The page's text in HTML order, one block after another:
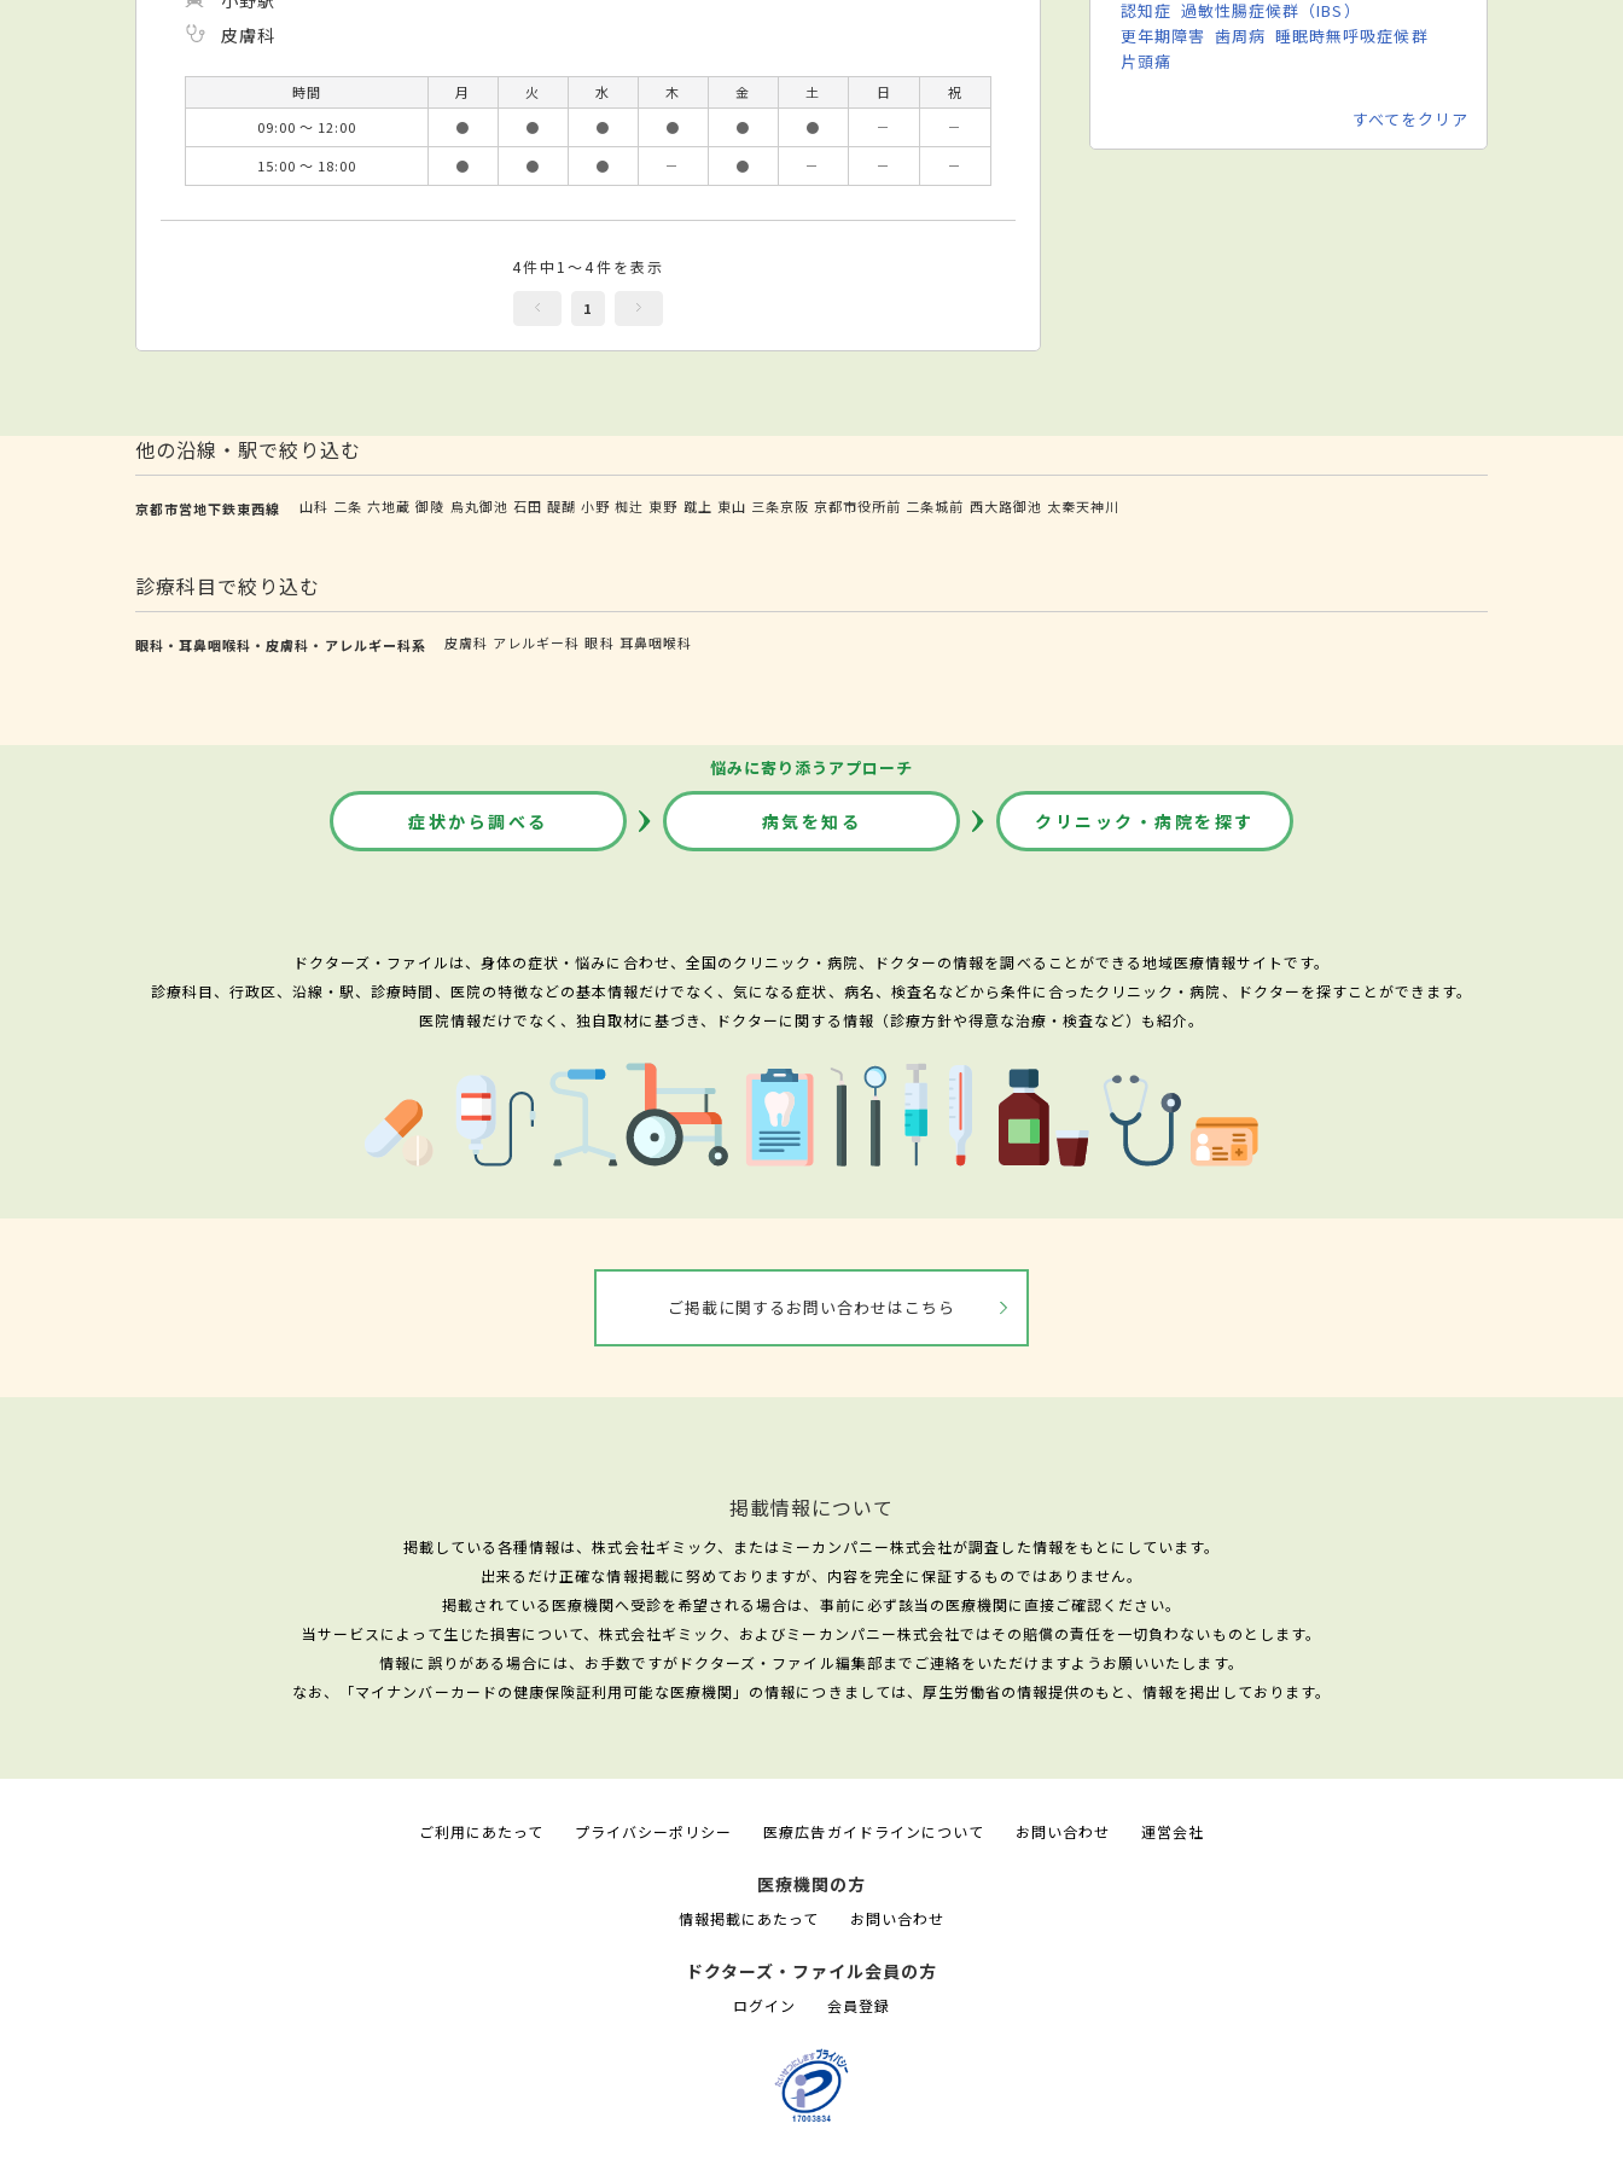
皮膚科
時間 月 火 水 木 金 土 日
祝
09:00 ～ 12:00
● ● ● ● ● ● －
－
15:00 ～ 18:00
● ● ● － ● － － －
4件中1～4件を表示
1
認知症 過敏性腸症候群（IBS）
更年期障害 歯周病 睡眠時無呼吸症候群
片頭痛
すべてをクリア
他の沿線・駅で絞り込む
京都市営地下鉄東西線 山科 二条 六地蔵 御陵 烏丸御池 石田 醍醐 小野 椥辻 東野 蹴上 東山 三条京阪 京都市役所前 二条城前 西大路御池 太秦天神川
診療科目で絞り込む
眼科・耳鼻咽喉科・皮膚科・アレルギー科系 皮膚科 アレルギー科 眼科 耳鼻咽喉科
悩みに寄り添うアプローチ
症状から調べる 病気を知る クリニック・病院を探す
ドクターズ・ファイルは、身体の症状・悩みに合わせ、全国のクリニック・病院、ドクターの情報を調べることができる地域医療情報サイトです。
診療科目、行政区、沿線・駅、診療時間、医院の特徴などの基本情報だけでなく、気になる症状、病名、検査名などから条件に合ったクリニック・病院、ドクターを探すことができます。
医院情報だけでなく、独自取材に基づき、ドクターに関する情報（診療方針や得意な治療・検査など）も紹介。
ご掲載に関するお問い合わせはこちら
掲載情報について
掲載している各種情報は、株式会社ギミック、またはミーカンパニー株式会社が調査した情報をもとにしています。
出来るだけ正確な情報掲載に努めておりますが、内容を完全に保証するものではありません。
掲載されている医療機関へ受診を希望される場合は、事前に必ず該当の医療機関に直接ご確認ください。
当サービスによって生じた損害について、株式会社ギミック、およびミーカンパニー株式会社ではその賠償の責任を一切負わないものとします。
情報に誤りがある場合には、お手数ですがドクターズ・ファイル編集部までご連絡をいただけますようお願いいたします。
なお、「マイナンバーカードの健康保険証利用可能な医療機関」の情報につきましては、厚生労働省の情報提供のもと、情報を掲出しております。
ご利用にあたって プライバシーポリシー 医療広告ガイドラインについて お問い合わせ 運営会社
医療機関の方
情報掲載にあたって お問い合わせ
ドクターズ・ファイル会員の方
ログイン 会員登録